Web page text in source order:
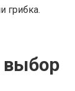
грибка.
выбор